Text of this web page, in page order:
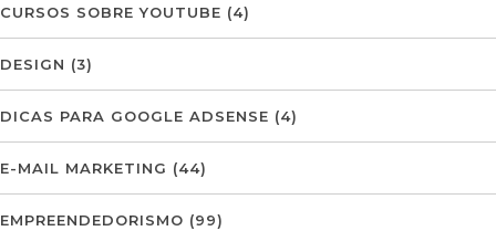
CURSOS SOBRE YOUTUBE (4)
DESIGN (3)
DICAS PARA GOOGLE ADSENSE (4)
E-MAIL MARKETING (44)
EMPREENDEDORISMO (99)